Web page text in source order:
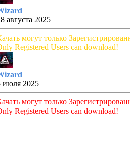
августа 2025
могут только
Registered Users can download!
июля 2025
могут только
Registered Users can download!